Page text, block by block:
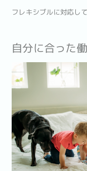
フレキシブルに対応し
自分に合った